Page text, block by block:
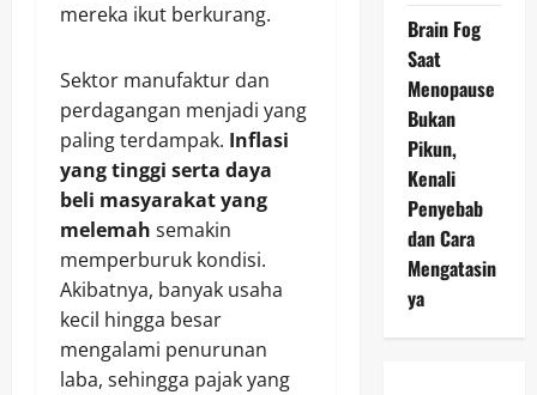
mereka ikut berkurang.
Sektor manufaktur dan
perdagangan menjadi yang
paling terdampak. Inflasi
yang tinggi serta daya
beli masyarakat yang
melemah semakin
memperburuk kondisi.
Akibatnya, banyak usaha
kecil hingga besar
mengalami penurunan
laba, sehingga pajak yang
Brain Fog
Saat
Menopause
Bukan
Pikun,
Kenali
Penyebab
dan Cara
Mengatasin
ya